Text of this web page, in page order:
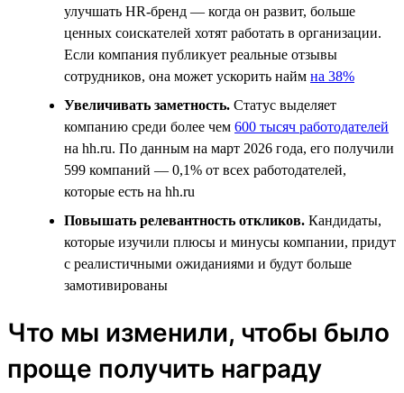
улучшать HR-бренд — когда он развит, больше
ценных соискателей хотят работать в организации.
Если компания публикует реальные отзывы
сотрудников, она может ускорить найм на 38%
Увеличивать заметность. Статус выделяет
компанию среди более чем 600 тысяч работодателей
на hh.ru. По данным на март 2026 года, его получили
599 компаний — 0,1% от всех работодателей,
которые есть на hh.ru
Повышать релевантность откликов. Кандидаты,
которые изучили плюсы и минусы компании, придут
с реалистичными ожиданиями и будут больше
замотивированы
Что мы изменили, чтобы было
проще получить награду